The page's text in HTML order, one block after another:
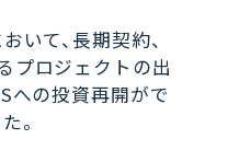
いて、長期契約、
プロジェクトの出
への投資再開がで
。